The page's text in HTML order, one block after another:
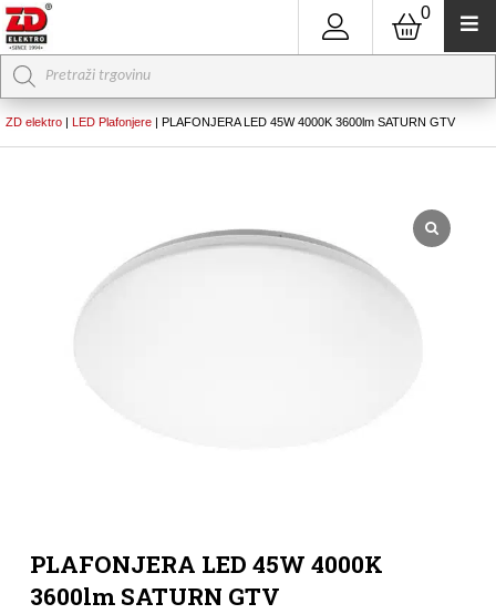
0
Products
search
ZD elektro | LED Plafonjere | PLAFONJERA LED 45W 4000K 3600lm SATURN GTV
PLAFONJERA LED 45W 4000K
3600lm SATURN GTV